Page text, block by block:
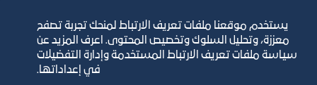
يستخدم موقعنا ملفات تعريف الارتباط لمنحك تجربة تصفح
معززة، وتحليل السلوك وتخصيص المحتوى. اعرف المزيد عن
سياسة ملفات تعريف الارتباط المستخدمة وإدارة التفضيلات
في إعداداتها.